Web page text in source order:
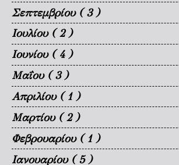
Σεπτεμβρίου ( 3 )
Ιουλίου ( 2 )
Ιουνίου ( 4 )
Μαΐου ( 3 )
Απριλίου ( 1 )
Μαρτίου ( 2 )
Φεβρουαρίου ( 1 )
Ιανουαρίου ( 5 )